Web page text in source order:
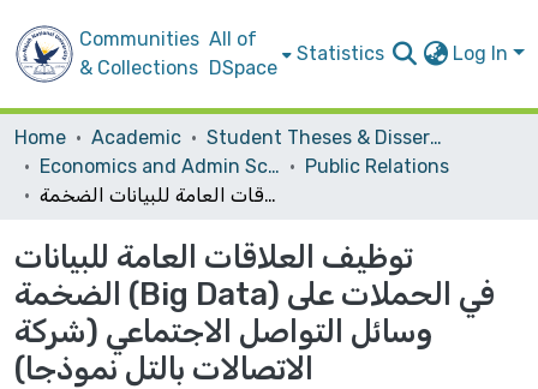
Communities
& Collections
All of
DSpace
Statistics Log In
Home Academic
Student Theses & Dissertations
Economics and Admin Sceince
Public Relations
توظيف العلاقات العامة للبيانات الضخمة (Big Data) في الحملات على وسائل التواصل الاجتماعي (شركة الاتصالات بالتل نموذجا)
توظيف العلاقات العامة للبيانات
الضخمة (Big Data) في الحملات على
وسائل التواصل الاجتماعي (شركة
الاتصالات بالتل نموذجا)